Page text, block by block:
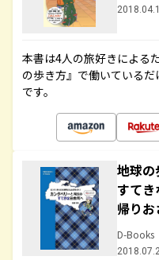
本書は4人の旅好きによる
の歩き方』で働いている
です。
地球の
すて
帰り
D-Books